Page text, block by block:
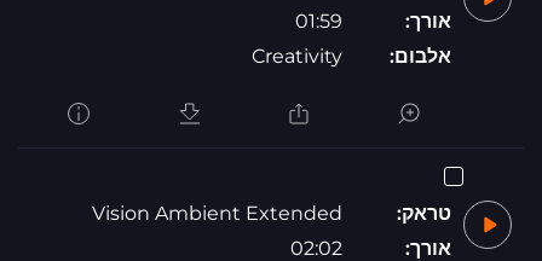
אורך:
01:59
אלבום:
Creativity
טראק:
Vision Ambient Extended
אורך:
02:02